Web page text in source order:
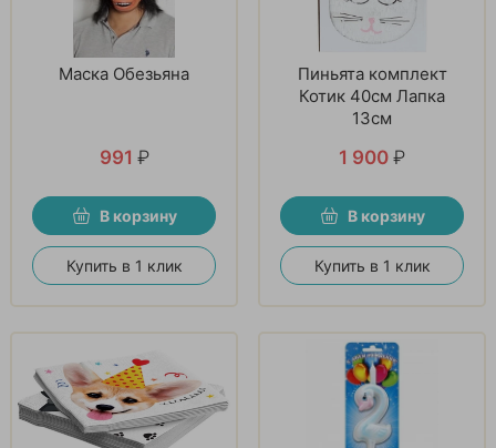
Маска Обезьяна
991 ₽
В корзину
Купить в 1 клик
Пиньята комплект
Котик 40см Лапка
13см
1 900 ₽
В корзину
Купить в 1 клик